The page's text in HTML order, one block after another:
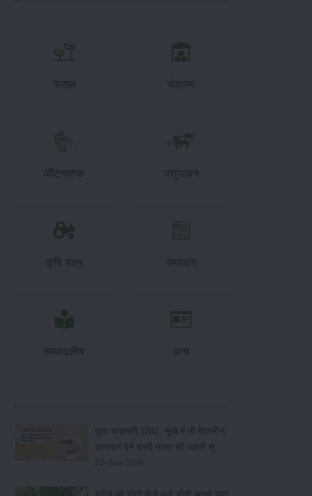
फसल भंडारण
कीटनाशक पशुपालन
कृषि यंत्र समाचार
सम्पादकीय अन्य
पूसा बासमती 1882: सूखे में भी बेहतरीन
उत्पादन देने वाली भारत की पहली सूखा-
सहिष्णु बासमती किस्म
22-Jun-2026